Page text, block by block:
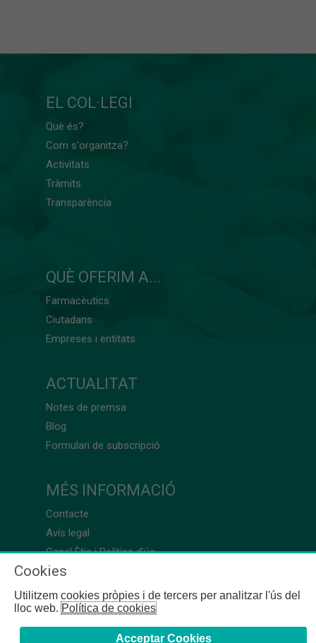
EL COL·LEGI
Què és?
Com s'organitza?
Activitats
Tràmits
Transparència
QUÈ OFERIM A...
Farmacèutics
Ciutadans
Empreses i entitats
ACTUALITAT
Notes de premsa
Blog
Formulari de subscripció
MÉS INFORMACIÓ
Contacte
Avís legal
Canal Ètic i Política d’ús
Cookies
Utilitzem cookies pròpies i de tercers per analitzar l'ús del
lloc web.Política de cookies
Acceptar Cookies